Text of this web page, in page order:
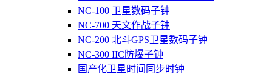
NC-100 卫星数码子钟
NC-700 天文作战子钟
NC-200 北斗GPS卫星数码子钟
NC-300 IIC防爆子钟
国产化卫星时间同步时钟